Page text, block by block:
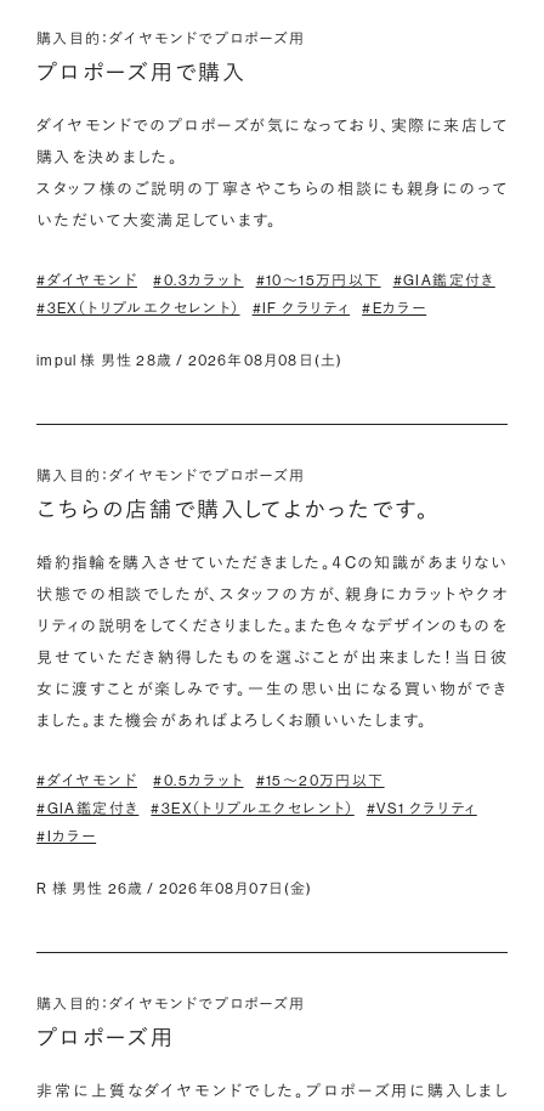
婚約指輪にさらなる華やかさを添える小ぶりなダイヤモンドも、
一般的にブライダルで使われる品質以上のもののみを厳選して
わたしたちのダイヤモンドについて
いることで、より満足度の高い決断ができるはずです。
ただ売れ筋をおすすめするのではなく、ご自身の希望やニーズ
を踏まえて最適な提案をしてくれる店舗を選べると、心から納得
できるダイヤモンド選びにつながります。
詳しくはこちら
購入目的：ダイヤモンドでプロポーズ用
プロポーズ用で購入
ダイヤモンドでのプロポーズが気になっており、実際に来店して
購入を決めました。
スタッフ様のご説明の丁寧さやこちらの相談にも親身にのって
いただいて大変満足しています。
#ダイヤモンド #0.3カラット #10〜15万円以下
#GIA鑑定付き
#3EX（トリプルエクセレント）
#IF クラリティ #Eカラー
impul 様 男性 28歳 / 2026年08月08日(土)
購入目的：ダイヤモンドでプロポーズ用
こちらの店舗で購入してよかったです。
婚約指輪を購入させていただきました。４Cの知識があまりない
状態での相談でしたが、スタッフの方が、親身にカラットやクオ
リティの説明をしてくださりました。また色々なデザインのものを
見せていただき納得したものを選ぶことが出来ました！当日彼
女に渡すことが楽しみです。一生の思い出になる買い物ができ
ました。また機会があればよろしくお願いいたします。
#ダイヤモンド #0.5カラット
#15〜20万円以下
#GIA鑑定付き
#3EX（トリプルエクセレント）
#VS1 クラリティ
#Iカラー
R 様 男性 26歳 / 2026年08月07日(金)
購入目的：ダイヤモンドでプロポーズ用
プロポーズ用
非常に上質なダイヤモンドでした。プロポーズ用に購入しまし